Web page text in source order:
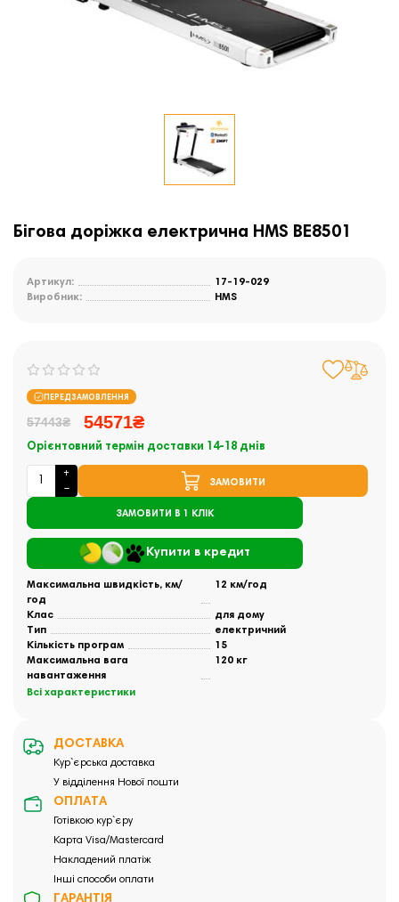
Бігова доріжка електрична HMS BE8501
Артикул:
17-19-029
Виробник:
HMS
ПЕРЕДЗАМОВЛЕННЯ
57443₴ 54571₴
Орієнтовний термін доставки 14-18 днів
ЗАМОВИТИ
ЗАМОВИТИ В 1 КЛІК
Купити в кредит
Максимальна швидкість, км/
год
12 км/год
Клас
для дому
Тип
електричний
Кількість програм
15
Максимальна вага
навантаження
120 кг
Всі характеристики
ДОСТАВКА
Кур`єрська доставка
У відділення Нової пошти
ОПЛАТА
Готівкою кур`єру
Карта Visa/Mastercard
Накладений платіж
Інші способи оплати